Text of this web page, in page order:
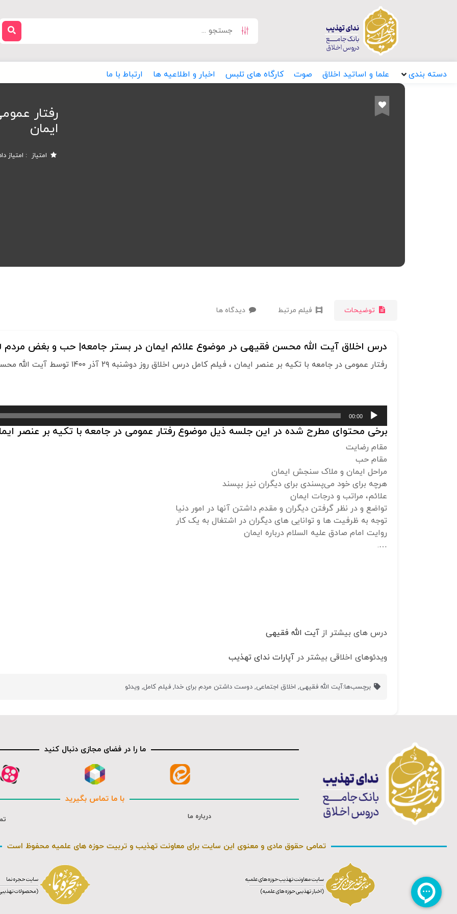
دسته بندی علما و اساتید اخلاق صوت کارگاه های تلبس اخبار و اطلاعیه ها ارتباط با ما
رفتار
ایمان
امتیاز امتیاز
توضیحات فیلم مرتبط دیدگاه ها
درس اخلاق آیت الله محسن فقیهی در موضوع علائم ایمان در بستر جامعه| حب و بغض مردم
رفتار عمومی در جامعه با تکیه بر عنصر ایمان ، فیلم کامل درس اخلاق روز دوشنبه ۲۹ آذر ۱۴۰۰ توسط آیت الله محسن فقیهی
پخش‌کننده
صوت
00:00
برخی محتوای مطرح شده در این جلسه ذیل موضوع رفتار عمومی در جامعه با تکیه بر عنصر
مقام رضایت
مقام حب
مراحل ایمان و ملاک سنجش ایمان
هرچه برای خود می‌پسندی برای دیگران نیز بپسند
علائم، مراتب و درجات ایمان
تواضع و در نظر گرفتن دیگران و مقدم داشتن آنها در امور دنیا
توجه به ظرفیت ها و توانایی های دیگران در اشتغال به یک کار
روایت امام صادق علیه السلام درباره ایمان
….
درس های بیشتر از آیت الله فقیهی
ویدئوهای اخلاقی بیشتر در آپارات ندای تهذیب
برچسب‌ها:آیت الله فقیهی, اخلاق اجتماعی,دوست داشتن مردم برای خدا,فیلم کامل, ویدئو
ما را در فضای مجازی دنبال کنید
با ما تماس بگیرید
درباره ما
تمامی حقوق مادی و معنوی این سایت برای معاونت تهذیب و تربیت حوزه های علمیه محفوظ است